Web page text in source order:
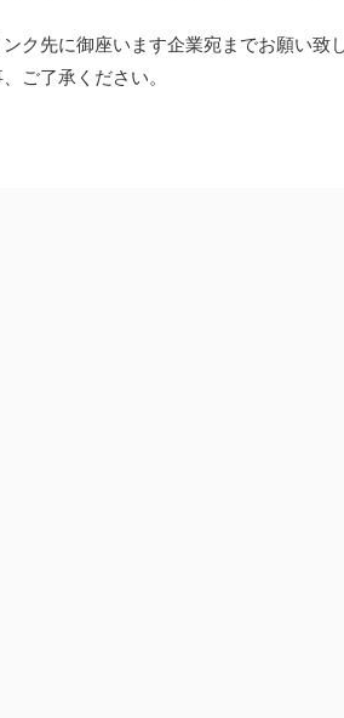
ク先に御座います企業宛までお願い致
ご了承ください。